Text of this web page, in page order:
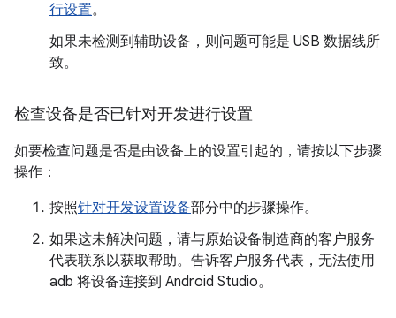
行设置。
如果未检测到辅助设备，则问题可能是 USB 数据线所
致。
检查设备是否已针对开发进行设置
如要检查问题是否是由设备上的设置引起的，请按以下步骤
操作：
按照针对开发设置设备部分中的步骤操作。
如果这未解决问题，请与原始设备制造商的客户服务
代表联系以获取帮助。告诉客户服务代表，无法使用
adb 将设备连接到 Android Studio。